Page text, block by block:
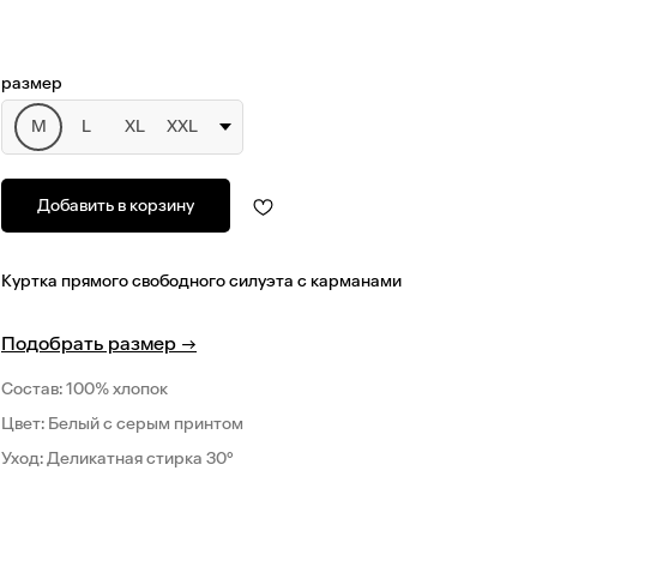
размер
M L XL XXL
Добавить в корзину
Куртка прямого свободного силуэта с карманами
Подобрать размер →
Состав: 100% хлопок
Цвет: Белый с серым принтом
Уход: Деликатная стирка 30°